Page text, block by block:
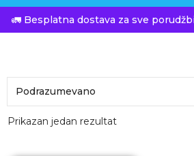
🚛 Besplatna dostava za sve
Prikazan jedan rezultat